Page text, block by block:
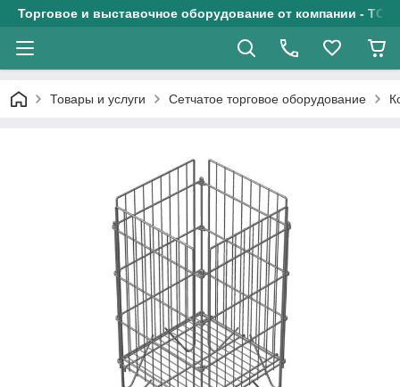
Торговое и выставочное оборудование от компании - ТОО
Товары и услуги Сетчатое торговое оборудование